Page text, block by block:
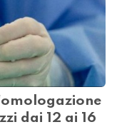
dai 12 ai 16